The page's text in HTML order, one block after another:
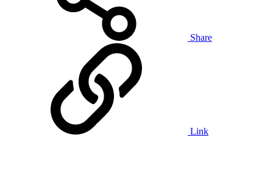
Share
Link